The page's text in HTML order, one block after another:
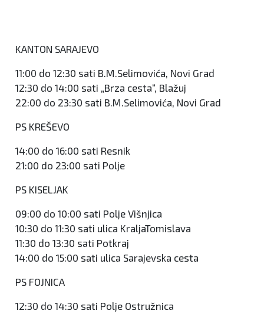
KANTON SARAJEVO
11:00 do 12:30 sati B.M.Selimovića, Novi Grad
12:30 do 14:00 sati „Brza cesta“, Blažuj
22:00 do 23:30 sati B.M.Selimovića, Novi Grad
PS KREŠEVO
14:00 do 16:00 sati Resnik
21:00 do 23:00 sati Polje
PS KISELJAK
09:00 do 10:00 sati Polje Višnjica
10:30 do 11:30 sati ulica KraljaTomislava
11:30 do 13:30 sati Potkraj
14:00 do 15:00 sati ulica Sarajevska cesta
PS FOJNICA
12:30 do 14:30 sati Polje Ostružnica